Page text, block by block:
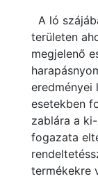
A ló
területen
megjelenő
eredményei
esetekben
zablára a
fogazata
termékekre